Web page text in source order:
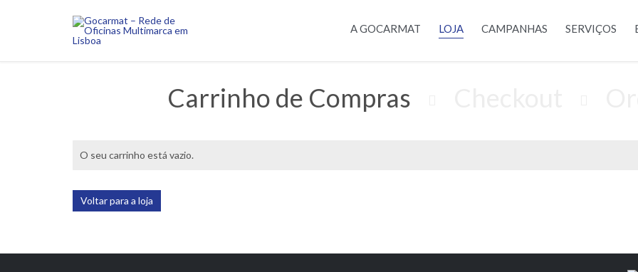
A GOCARMAT LOJA CAMPANHAS SERVIÇOS
Carrinho de Compras
O seu carrinho está vazio.
Voltar para a loja